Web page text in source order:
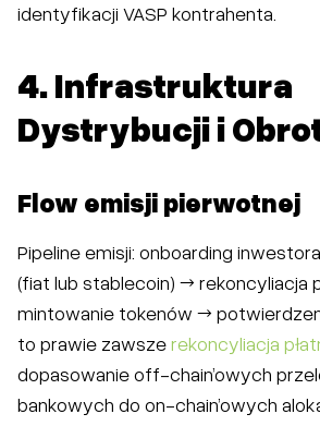
identyfikacji VASP kontrahenta.
4. Infrastruktura
Dystrybucji i
Flow emisji pierwotnej
Pipeline emisji: onboarding
(fiat lub stablecoin) → rekoncyliacja
mintowanie tokenów →
to prawie zawszerekoncyliacja
dopasowanie off-chain’owych
bankowych do on-chain’owych